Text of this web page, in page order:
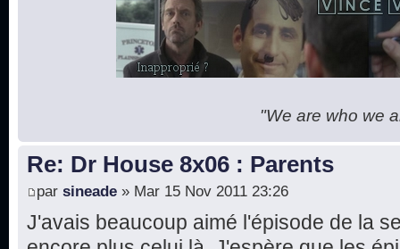
"We are who we
Re: Dr House 8x06 : Parents
par sineade » Mar 15 Nov 2011 23:26
J'avais beaucoup aimé l'épisode de la